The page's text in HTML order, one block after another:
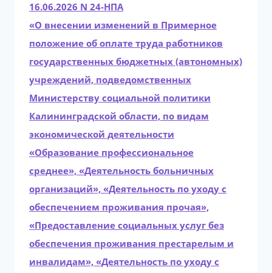
16.06.2026 N 24-НПА
«О внесении изменений в Примерное
положение об оплате труда работников
государственных бюджетных (автономных)
учреждений, подведомственных
Министерству социальной политики
Калининградской области, по видам
экономической деятельности
«Образование профессиональное
среднее», «Деятельность больничных
организаций», «Деятельность по уходу с
обеспечением проживания прочая»,
«Предоставление социальных услуг без
обеспечения проживания престарелым и
инвалидам», «Деятельность по уходу с